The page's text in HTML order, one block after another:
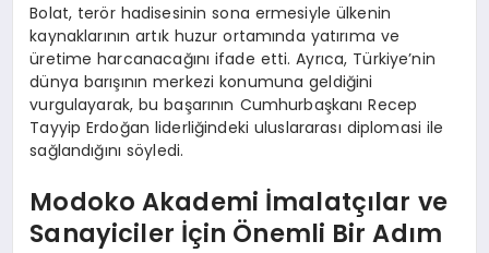
Bolat, terör hadisesinin sona ermesiyle ülkenin
kaynaklarının artık huzur ortamında yatırıma ve
üretime harcanacağını ifade etti. Ayrıca, Türkiye’nin
dünya barışının merkezi konumuna geldiğini
vurgulayarak, bu başarının Cumhurbaşkanı Recep
Tayyip Erdoğan liderliğindeki uluslararası diplomasi ile
sağlandığını söyledi.
Modoko Akademi İmalatçılar ve
Sanayiciler İçin Önemli Bir Adım